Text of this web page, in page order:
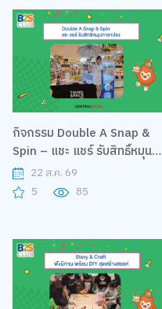
กิจกรรม Double A Snap &
Spin – แชะ แชร์ รับสิทธิ์หมุนกา
ชาปอง22 ส.ค. 69
5
85